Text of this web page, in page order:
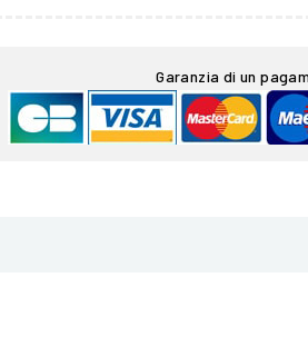
Garanzia di un